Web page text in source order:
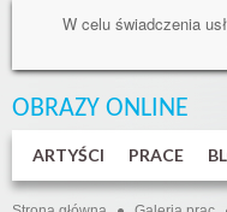
W celu świadczenia
OBRAZY ONLINE
ARTYŚCI PRACE